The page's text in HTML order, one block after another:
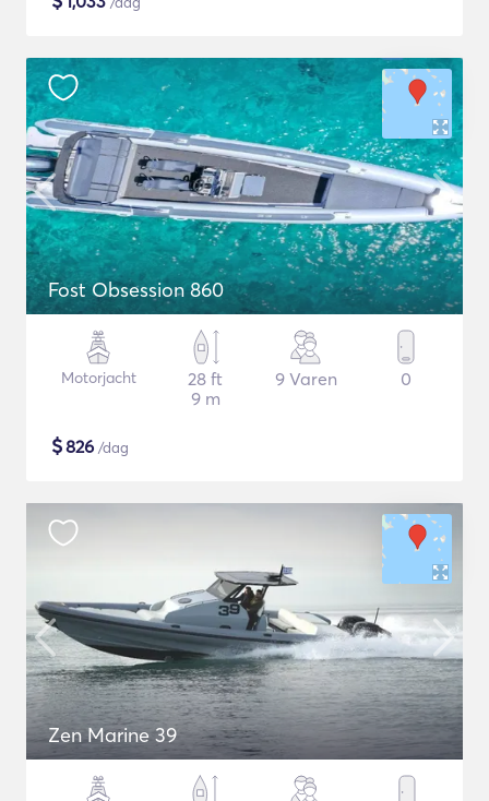
Fost Obsession 860
Motorjacht
28 ft
9 m
9 Varen 0
$826 /dag
Zen Marine 39